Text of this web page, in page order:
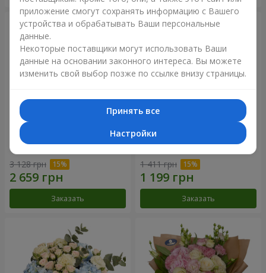
Букет "Дежавю"
3 128 грн
Заказать
Цветы в коробке "Мое
1 411 грн
Заказать
приложение смогут сохранять информацию с Вашего
устройства и обрабатывать Ваши персональные
данные.
Некоторые поставщики могут использовать Ваши
данные на основании законного интереса. Вы можете
изменить свой выбор позже по ссылке внизу страницы.
Принять все
Настройки